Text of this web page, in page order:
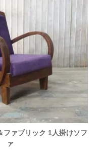
ファブリック 1人掛けソフ
ァ